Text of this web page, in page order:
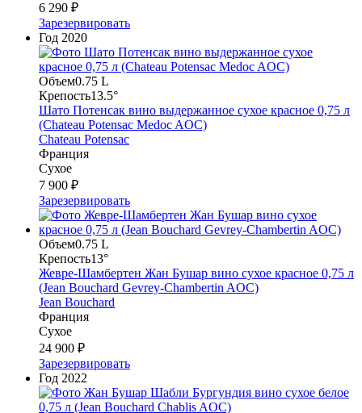
6 290 ₽
Зарезервировать
Год 2020
Объем0.75 L
Крепость13.5°
Шато Потенсак вино выдержанное сухое красное 0,75 л
(Chateau Potensac Medoc AOC)
Chateau Potensac
Франция
Сухое
7 900 ₽
Зарезервировать
Объем0.75 L
Крепость13°
Жевре-Шамбертен Жан Бушар вино сухое красное 0,75 л
(Jean Bouchard Gevrey-Chambertin AOC)
Jean Bouchard
Франция
Сухое
24 900 ₽
Зарезервировать
Год 2022